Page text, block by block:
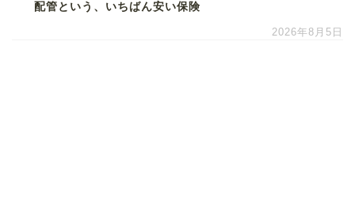
配管という、いちばん安い保険
2026年8月5日